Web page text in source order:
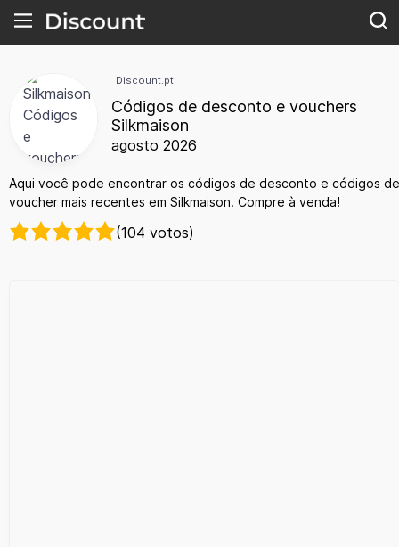
Discount.pt
Códigos de desconto e vouchers
Silkmaison
agosto 2026
Aqui você pode encontrar os códigos de desconto e códigos de
voucher mais recentes em Silkmaison. Compre à venda!
(104 votos)